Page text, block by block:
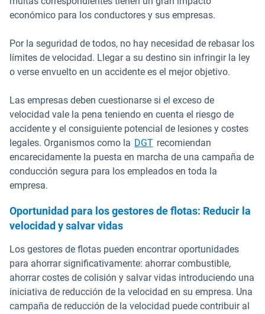
económico para los conductores y sus empresas.
Por la seguridad de todos, no hay necesidad de rebasar los
límites de velocidad. Llegar a su destino sin infringir la ley
o verse envuelto en un accidente es el mejor objetivo.
Las empresas deben cuestionarse si el exceso de
velocidad vale la pena teniendo en cuenta el riesgo de
accidente y el consiguiente potencial de lesiones y costes
legales. Organismos como la DGTAbrir en una nueva
recomiendan
encarecidamente la puesta en marcha de una campaña de
conducción segura para los empleados en toda la
empresa.
Oportunidad para los gestores de flotas: Reducir la
velocidad y salvar vidas
Los gestores de flotas pueden encontrar oportunidades
para ahorrar significativamente: ahorrar combustible,
ahorrar costes de colisión y salvar vidas introduciendo una
iniciativa de reducción de la velocidad en su empresa. Una
campaña de reducción de la velocidad puede contribuir al